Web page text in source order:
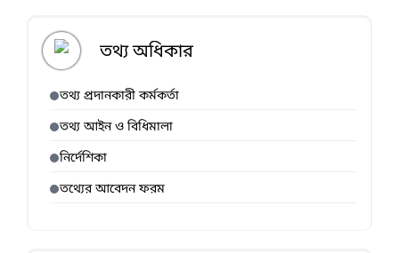
তথ্য অধিকার
তথ্য প্রদানকারী কর্মকর্তা
তথ্য আইন ও বিধিমালা
নির্দেশিকা
তথ্যের আবেদন ফরম